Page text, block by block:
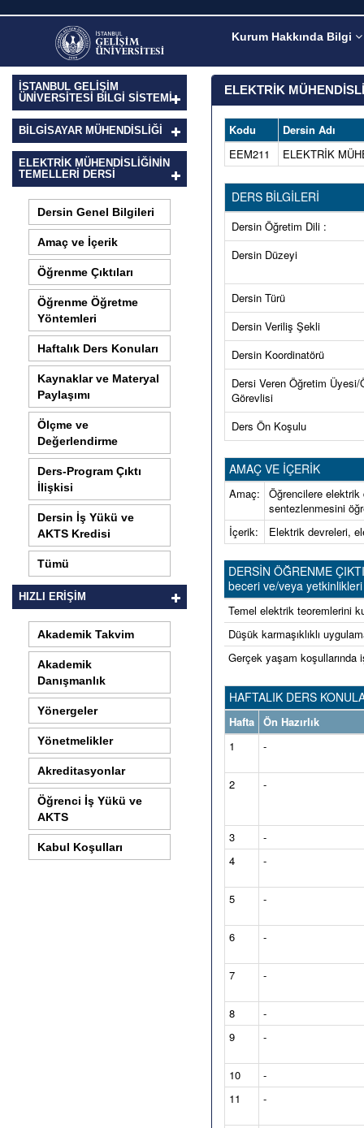
Kurum Hakkında Bilgi
İSTANBUL GELİŞİM
ÜNİVERSİTESİ BİLGİ SİSTEMİ
BILGISAYAR MÜHENDISLIĞI
ELEKTRİK MÜHENDİSLİĞİNİN
TEMELLERİ DERSI
Dersin Genel Bilgileri
Amaç ve İçerik
Öğrenme Çıktıları
Öğrenme Öğretme
Yöntemleri
Haftalık Ders Konuları
Kaynaklar ve Materyal
Paylaşımı
Ölçme ve
Değerlendirme
Ders-Program Çıktı
İlişkisi
Dersin İş Yükü ve
AKTS Kredisi
Tümü
HIZLI ERİŞİM
Akademik Takvim
Akademik
Danışmanlık
Yönergeler
Yönetmelikler
Akreditasyonlar
Öğrenci İş Yükü ve
AKTS
Kabul Koşulları
ELEKTRİK
Kodu
Dersin Adı
EEM211
ELEKTRİK
DERS BİLGİLERİ
Dersin Öğretim Dili :
Dersin Düzeyi
Dersin Türü
Dersin Veriliş Şekli
Dersin Koordinatörü
Dersi Veren Öğretim Üyesi/
Görevlisi
Ders Ön Koşulu
AMAÇ VE İÇERİK
Amaç:
Öğrencilere elektrik
sentezlenmesini
İçerik:
Elektrik devreleri,
DERSİN ÖĞRENME
beceri ve/veya
Temel elektrik teoremlerini
Düşük karmaşıklıklı
Gerçek yaşam
HAFTALIK DERS
Hafta Ön Hazırlık
1
-
2 -
3
-
4
-
5 -
6 -
7 -
8
-
9
-
10
-
11
-